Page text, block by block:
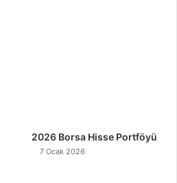
2026 Borsa Hisse Portföyü
7 Ocak 2026